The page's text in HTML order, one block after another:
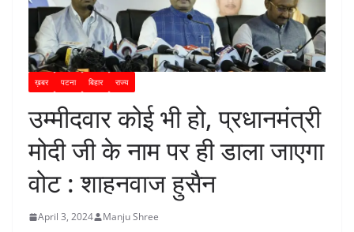
ख़बर पटना बिहार राज्य
उम्मीदवार कोई भी हो, प्रधानमंत्री
मोदी जी के नाम पर ही डाला जाएगा
वोट : शाहनवाज हुसैन
April 3, 2024 Manju Shree